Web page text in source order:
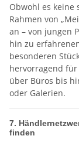
Obwohl es keine
Rahmen von
an – von jungen
hin zu
besonderen
hervorragend für
über Büros bis
oder Galerien.
7.
finden